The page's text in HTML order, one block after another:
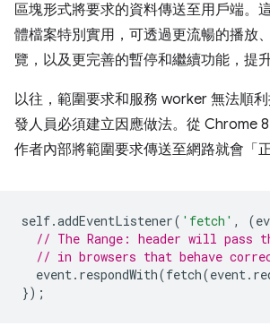
區塊形式將要求的資料傳送至用戶端。
體檔案特別實用，可透過更流暢的播放
覽，以及更完善的暫停和繼續功能，提
以往，範圍要求和服務 worker 無法順
發人員必須建立因應做法。從 Chrome
作者內部將範圍要求傳送至網路就會「
self.addEventListener( 'fetch' , (
// The Range: header will pass
// in browsers that behave
event. respondWith(fetch(event.
});